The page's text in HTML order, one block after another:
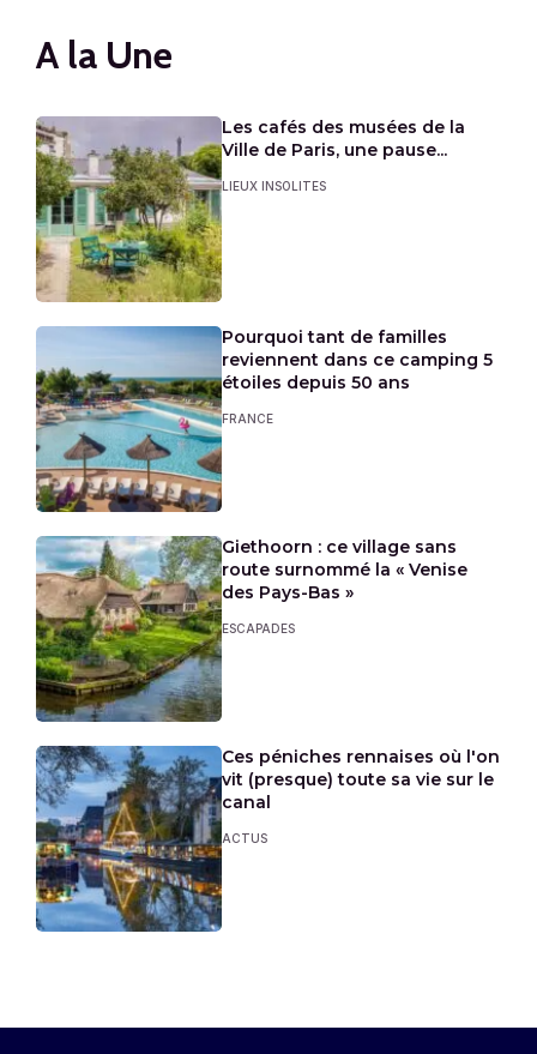
A la Une
Les cafés des musées de la
Ville de Paris, une pause...
LIEUX INSOLITES
Pourquoi tant de familles
reviennent dans ce camping 5
étoiles depuis 50 ans
FRANCE
Giethoorn : ce village sans
route surnommé la « Venise
des Pays-Bas »
ESCAPADES
Ces péniches rennaises où l'on
vit (presque) toute sa vie sur le
canal
ACTUS